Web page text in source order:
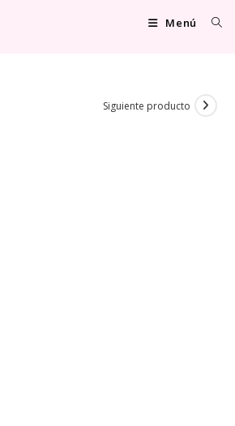
Menú
Siguiente producto